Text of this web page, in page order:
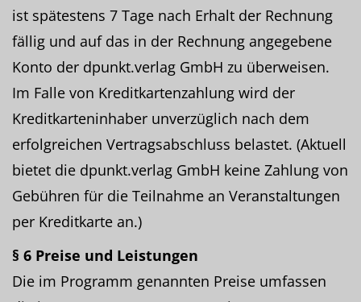
ist spätestens 7 Tage nach Erhalt der Rechnung
fällig und auf das in der Rechnung angegebene
Konto der dpunkt.verlag GmbH zu überweisen.
Im Falle von Kreditkartenzahlung wird der
Kreditkarteninhaber unverzüglich nach dem
erfolgreichen Vertragsabschluss belastet. (Aktuell
bietet die dpunkt.verlag GmbH keine Zahlung von
Gebühren für die Teilnahme an Veranstaltungen
per Kreditkarte an.)
§ 6 Preise und Leistungen
Die im Programm genannten Preise umfassen